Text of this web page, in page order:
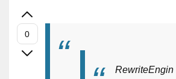
RewriteEngin